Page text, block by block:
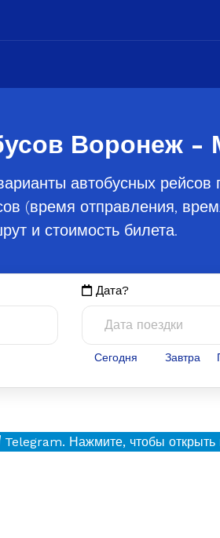
Воронеж -
автобусных
(время отправления,
и стоимость билета.
Дата?
Сегодня Завтра
Telegram. Нажмите, чтобы открыть